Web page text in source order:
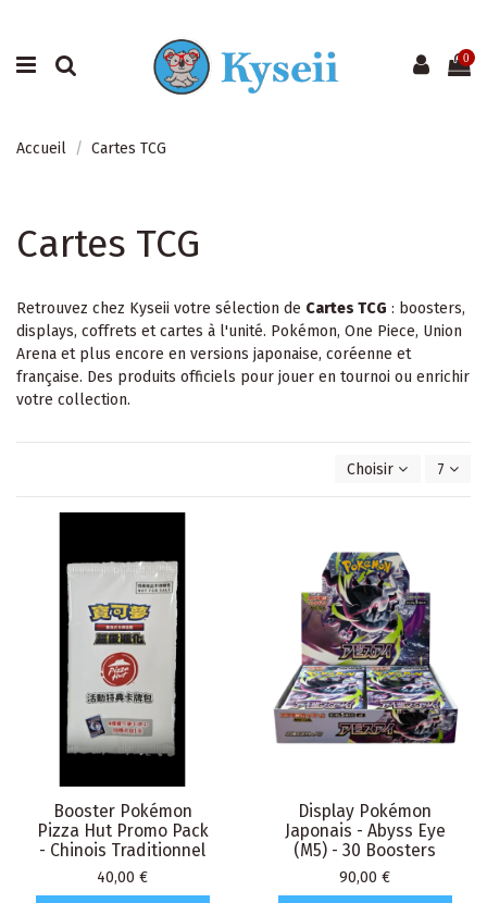
0
Accueil Cartes TCG
Cartes TCG
Retrouvez chez Kyseii votre sélection de Cartes TCG : boosters,
displays, coffrets et cartes à l'unité. Pokémon, One Piece, Union
Arena et plus encore en versions japonaise, coréenne et
française. Des produits officiels pour jouer en tournoi ou enrichir
votre collection.
Choisir 7
Booster Pokémon
Pizza Hut Promo Pack
- Chinois Traditionnel
Prix
40,00 €
Display Pokémon
Japonais - Abyss Eye
(M5) - 30 Boosters
Prix
90,00 €